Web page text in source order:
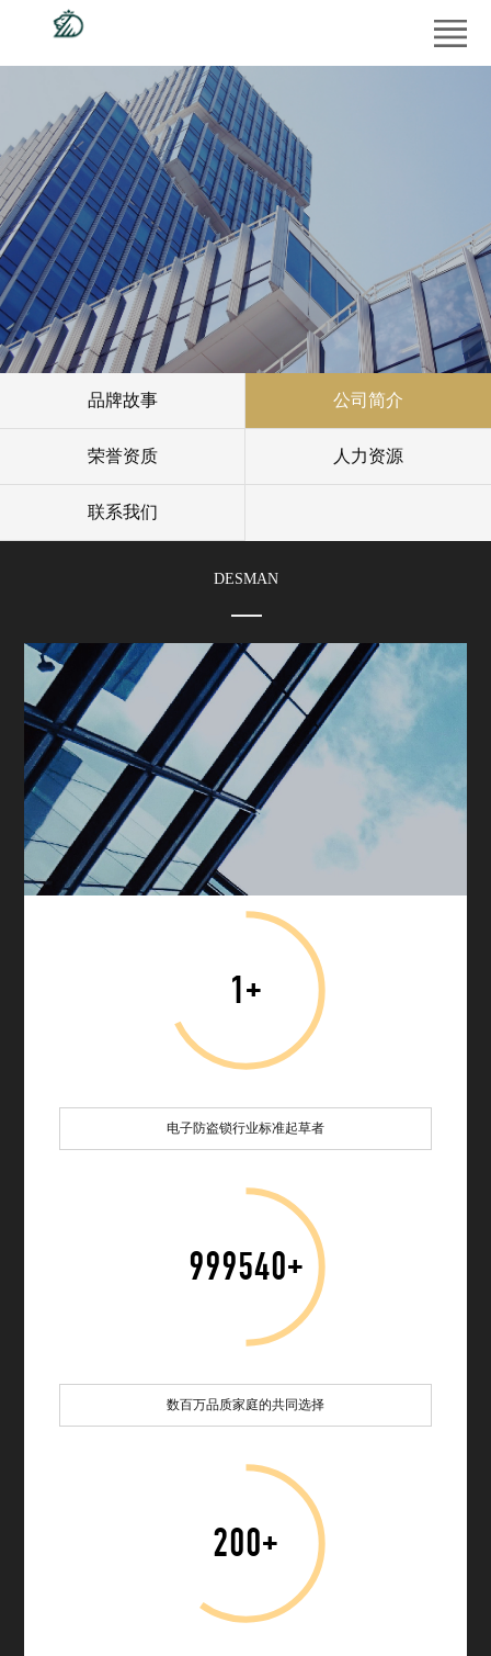
品牌故事 公司简介
荣誉资质 人力资源
联系我们
DESMAN
1+
电子防盗锁行业标准起草者
1000000+
数百万品质家庭的共同选择
200+
中
心
程
案
例
经
销
商
专
区
供
应
商
平
新
闻
中
服
务
走